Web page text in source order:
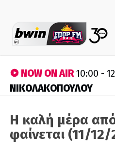
NOW ON AIR10:00 -
ΝΙΚΟΛΑΚΟΠΟΥΛΟΥ
Η καλή μέρα
φαίνεται (11/